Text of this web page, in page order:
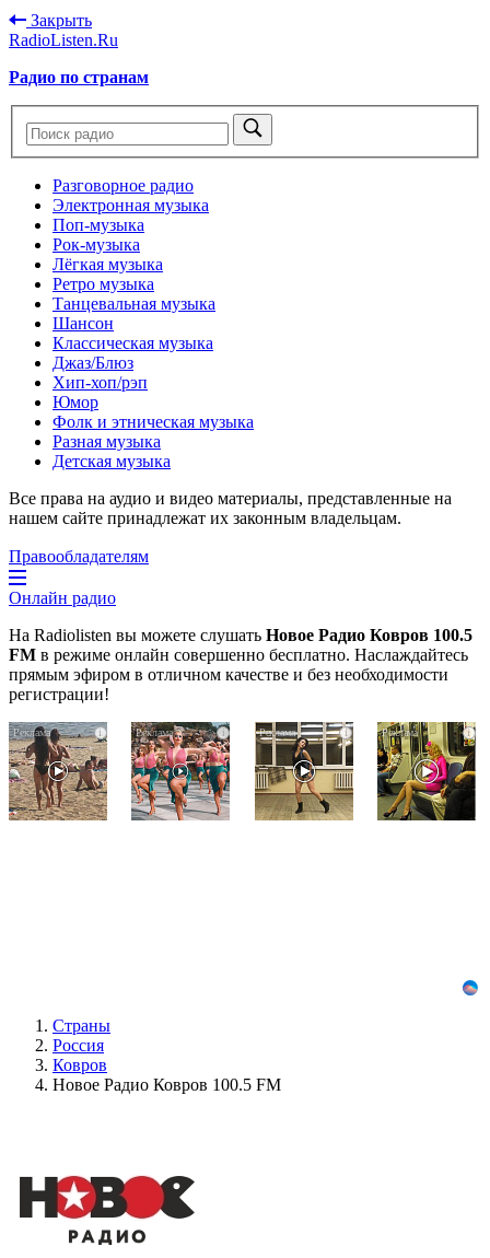
Закрыть
RadioListen.Ru
Радио по странам
Разговорное радио
Электронная музыка
Поп-музыка
Рок-музыка
Лёгкая музыка
Ретро музыка
Танцевальная музыка
Шансон
Классическая музыка
Джаз/Блюз
Хип-хоп/рэп
Юмор
Фолк и этническая музыка
Разная музыка
Детская музыка
Все права на аудио и видео материалы, представленные на
нашем сайте принадлежат их законным владельцам.
Правообладателям
Онлайн радио
На Radiolisten вы можете слушать Новое Радио Ковров 100.5
FM в режиме онлайн совершенно бесплатно. Наслаждайтесь
прямым эфиром в отличном качестве и без необходимости
регистрации!
i
Скрытая
камера
пляже
Крыма:
i
Ржу
переставая,
это
видео
i
Ролик
Омска:
вы
будете
i
Страны
Россия
Ковров
Новое Радио Ковров 100.5 FM